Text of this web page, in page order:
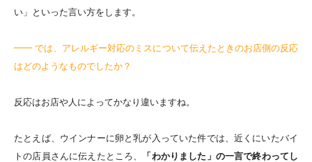
い」といった言い方をします。
━━ では、アレルギー対応のミスについて伝えたときのお店側の反応
はどのようなものでしたか？
反応はお店や人によってかなり違いますね。
たとえば、ウインナーに卵と乳が入っていた件では、近くにいたバイ
トの店員さんに伝えたところ、
「わかりました」の一言で終わってし